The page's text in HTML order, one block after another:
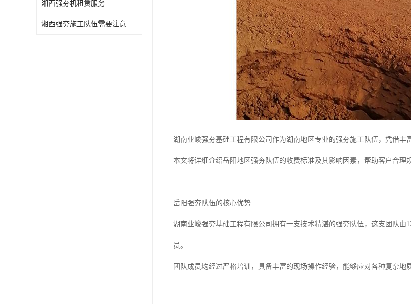
湘西强夯机租赁服务
湘西强夯施工队伍需要注意事项
湖南业峻强夯基础工程有限公司作为湖南地区专业的强夯施工队伍，凭借丰
本文将详细介绍岳阳地区强夯队伍的收费标准及其影响因素，帮助客户合理
岳阳强夯队伍的核心优势
湖南业峻强夯基础工程有限公司拥有一支技术精湛的强夯队伍，这支团队
员。
团队成员均经过严格培训，具备丰富的现场操作经验，能够应对各种复杂地